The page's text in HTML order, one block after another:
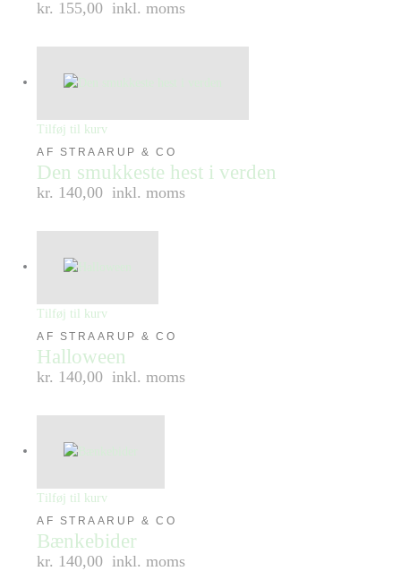
kr. 155,00 inkl. moms
Tilføj til kurv
AF STRAARUP & CO
Den smukkeste hest i verden
kr. 140,00 inkl. moms
Tilføj til kurv
AF STRAARUP & CO
Halloween
kr. 140,00 inkl. moms
Tilføj til kurv
AF STRAARUP & CO
Bænkebider
kr. 140,00 inkl. moms